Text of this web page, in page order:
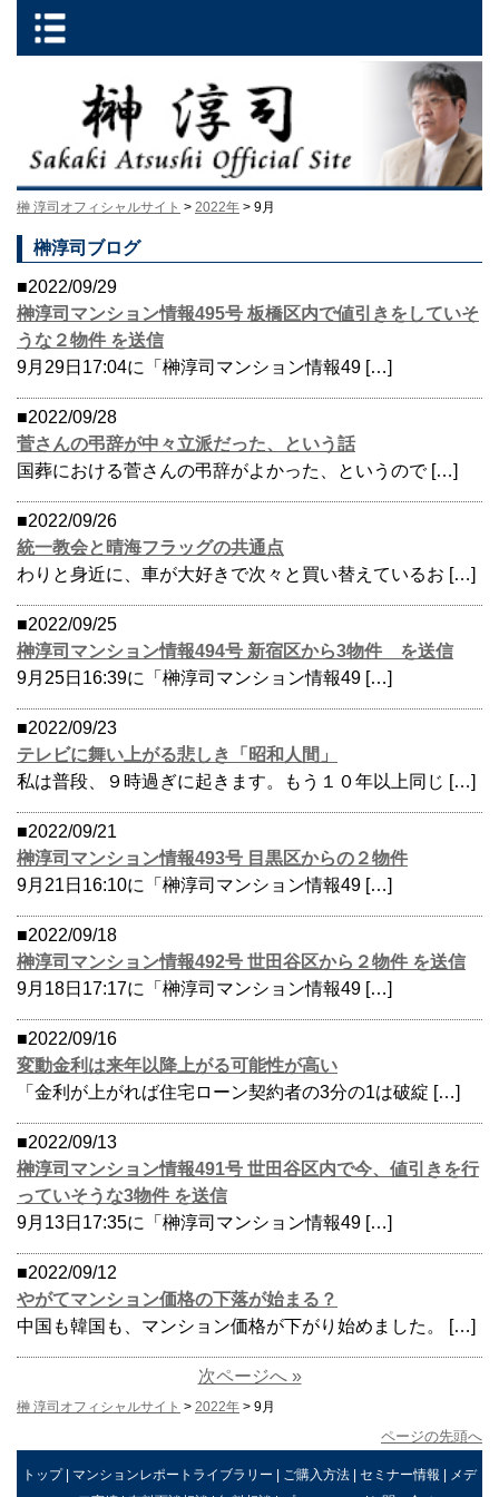
榊 淳司オフィシャルサイト > 2022年 > 9月
榊淳司ブログ
■2022/09/29
榊淳司マンション情報495号 板橋区内で値引きをしていそ
うな２物件 を送信
9月29日17:04に「榊淳司マンション情報49 […]
■2022/09/28
菅さんの弔辞が中々立派だった、という話
国葬における菅さんの弔辞がよかった、というので […]
■2022/09/26
統一教会と晴海フラッグの共通点
わりと身近に、車が大好きで次々と買い替えているお […]
■2022/09/25
榊淳司マンション情報494号 新宿区から3物件 を送信
9月25日16:39に「榊淳司マンション情報49 […]
■2022/09/23
テレビに舞い上がる悲しき「昭和人間」
私は普段、９時過ぎに起きます。もう１０年以上同じ […]
■2022/09/21
榊淳司マンション情報493号 目黒区からの２物件
9月21日16:10に「榊淳司マンション情報49 […]
■2022/09/18
榊淳司マンション情報492号 世田谷区から２物件 を送信
9月18日17:17に「榊淳司マンション情報49 […]
■2022/09/16
変動金利は来年以降上がる可能性が高い
「金利が上がれば住宅ローン契約者の3分の1は破綻 […]
■2022/09/13
榊淳司マンション情報491号 世田谷区内で今、値引きを行
っていそうな3物件 を送信
9月13日17:35に「榊淳司マンション情報49 […]
■2022/09/12
やがてマンション価格の下落が始まる？
中国も韓国も、マンション価格が下がり始めました。 […]
次ページへ »
榊 淳司オフィシャルサイト > 2022年 > 9月
ページの先頭へ
トップ| マンションレポートライブラリー | ご購入方法 | セミナー情報 | メデ